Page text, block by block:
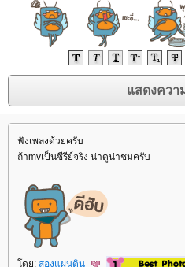
ฟังเพลงด้วยครับ
ถ้าmvเป็นซีรีย์จริง น่าดูน่าชมครับ
โดย: สองแผ่นดิน